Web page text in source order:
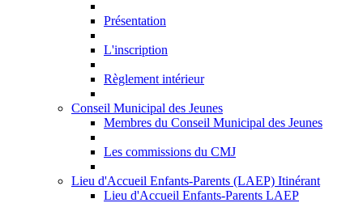
Présentation
L'inscription
Règlement intérieur
Conseil Municipal des Jeunes
Membres du Conseil Municipal des Jeunes
Les commissions du CMJ
Lieu d'Accueil Enfants-Parents (LAEP) Itinérant
Lieu d'Accueil Enfants-Parents LAEP